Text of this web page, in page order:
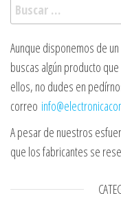
Buscar:
Aunque disponemos de
buscas algún producto
ellos, no dudes en
correo
A pesar de nuestros
que los fabricantes se